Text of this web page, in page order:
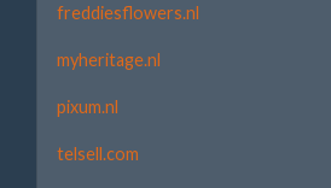
freddiesflowers.nl
myheritage.nl
pixum.nl
telsell.com